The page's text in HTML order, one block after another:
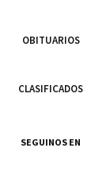
OBITUARIOS
CLASIFICADOS
SEGUINOS EN